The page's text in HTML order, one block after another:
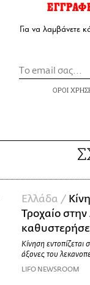
Για να λαμβάνετε
ΟΡΟΙ
Ελλάδα /
Τροχαίο
Κίνηση εντοπίζεται
άξονες του
LIFO NEWSROOM